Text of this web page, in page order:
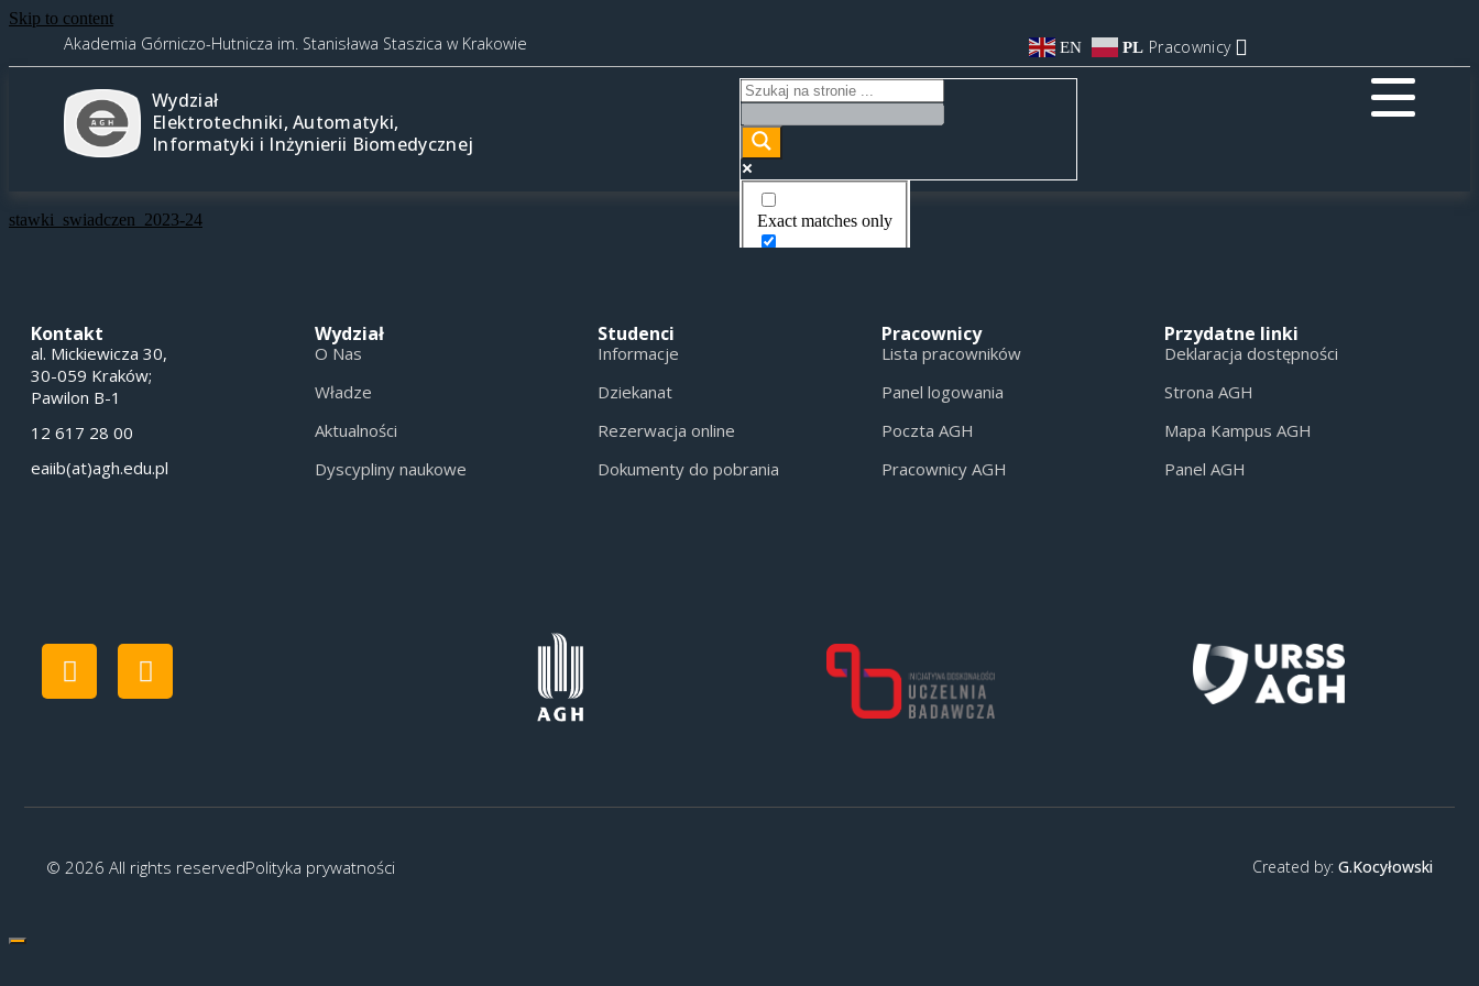
Skip to content
Akademia Górniczo-Hutnicza im. Stanisława Staszica w Krakowie EN PL Pracownicy
Wydział
Elektrotechniki, Automatyki,
Informatyki i Inżynierii Biomedycznej
Exact matches only
stawki_swiadczen_2023-24
Kontakt
al. Mickiewicza 30,
30-059 Kraków;
Pawilon B-1
12 617 28 00
eaiib(at)agh.edu.pl
Wydział
O Nas
Władze
Aktualności
Dyscypliny naukowe
Studenci
Informacje
Dziekanat
Rezerwacja online
Dokumenty do pobrania
Pracownicy
Lista pracowników
Panel logowania
Poczta AGH
Pracownicy AGH
Przydatne linki
Deklaracja dostępności
Strona AGH
Mapa Kampus AGH
Panel AGH
© 2026 All rights reservedPolityka prywatności Created by: G.Kocyłowski